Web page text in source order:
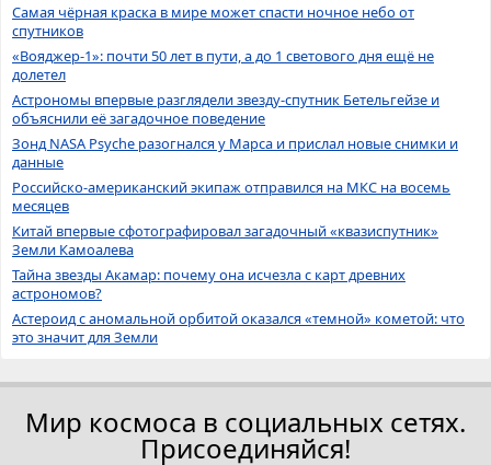
Самая чёрная краска в мире может спасти ночное небо от
спутников
«Вояджер-1»: почти 50 лет в пути, а до 1 светового дня ещё не
долетел
Астрономы впервые разглядели звезду-спутник Бетельгейзе и
объяснили её загадочное поведение
Зонд NASA Psyche разогнался у Марса и прислал новые снимки и
данные
Российско-американский экипаж отправился на МКС на восемь
месяцев
Китай впервые сфотографировал загадочный «квазиспутник»
Земли Камоалева
Тайна звезды Акамар: почему она исчезла с карт древних
астрономов?
Астероид с аномальной орбитой оказался «темной» кометой: что
это значит для Земли
Мир космоса в социальных сетях.
Присоединяйся!